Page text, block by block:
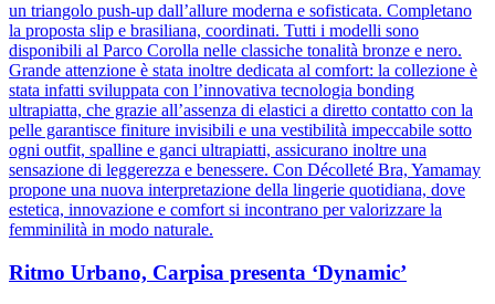
un triangolo push-up dall’allure moderna e sofisticata. Completano
la proposta slip e brasiliana, coordinati. Tutti i modelli sono
disponibili al Parco Corolla nelle classiche tonalità bronze e nero.
Grande attenzione è stata inoltre dedicata al comfort: la collezione è
stata infatti sviluppata con l’innovativa tecnologia bonding
ultrapiatta, che grazie all’assenza di elastici a diretto contatto con la
pelle garantisce finiture invisibili e una vestibilità impeccabile sotto
ogni outfit, spalline e ganci ultrapiatti, assicurano inoltre una
sensazione di leggerezza e benessere. Con Décolleté Bra, Yamamay
propone una nuova interpretazione della lingerie quotidiana, dove
estetica, innovazione e comfort si incontrano per valorizzare la
femminilità in modo naturale.
Ritmo Urbano, Carpisa presenta ‘Dynamic’